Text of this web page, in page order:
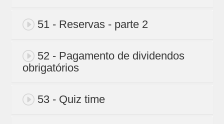
51 - Reservas - parte 2
52 - Pagamento de dividendos
obrigatórios
53 - Quiz time